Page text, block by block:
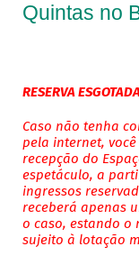
Quintas no
RESERVA
Caso não tenha
pela internet,
recepção do
espetáculo, a
ingressos
receberá apenas
o caso, estando o
sujeito à lotação